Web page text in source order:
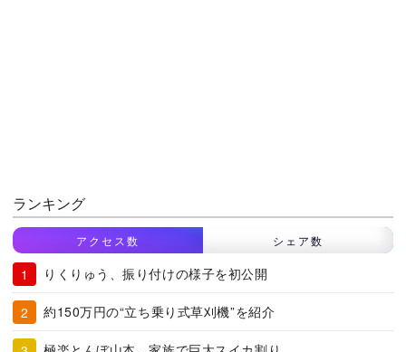
ランキング
アクセス数 シェア数
りくりゅう、振り付けの様子を初公開
約150万円の“立ち乗り式草刈機”を紹介